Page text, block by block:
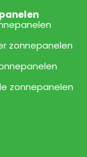
zonnepanelen
zonnepanelen